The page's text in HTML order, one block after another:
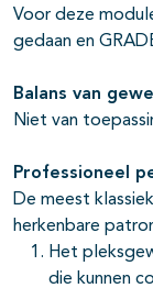
Voor deze
gedaan en
Balans van
Niet van
Professioneel
De meest
herkenbare
Het
die kunnen